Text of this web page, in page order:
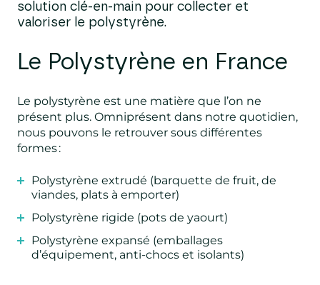
solution clé-en-main pour collecter et
valoriser le polystyrène.
Le Polystyrène en France
Le polystyrène est une matière que l’on ne
présent plus. Omniprésent dans notre quotidien,
nous pouvons le retrouver sous différentes
formes :
Polystyrène extrudé (barquette de fruit, de
viandes, plats à emporter)
Polystyrène rigide (pots de yaourt)
Polystyrène expansé (emballages
d’équipement, anti-chocs et isolants)